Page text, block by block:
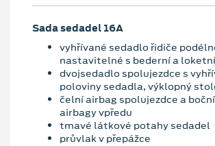
Sada sedadel 16A
vyhřívané sedadlo řidiče
nastavitelné s bederní a
dvojsedadlo spolujezdce s
poloviny sedadla, výklopný
čelní airbag spolujezdce a
airbagy vpředu
tmavé látkové potahy sedadel
průvlak v přepážce